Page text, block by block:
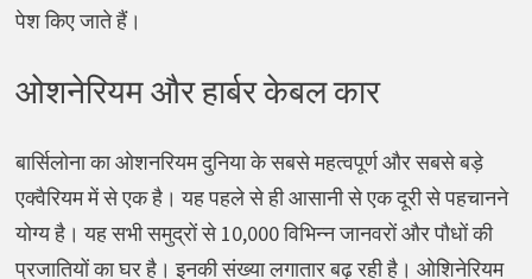
पेश किए जाते हैं।
ओशनेरियम और हार्बर केबल कार
बार्सिलोना का ओशनरियम दुनिया के सबसे महत्वपूर्ण और सबसे बड़े
एक्वैरियम में से एक है। यह पहले से ही आसानी से एक दूरी से पहचानने
योग्य है। यह सभी समुद्रों से 10,000 विभिन्न जानवरों और पौधों की
प्रजातियों का घर है। इनकी संख्या लगातार बढ़ रही है। ओशिनेरियम